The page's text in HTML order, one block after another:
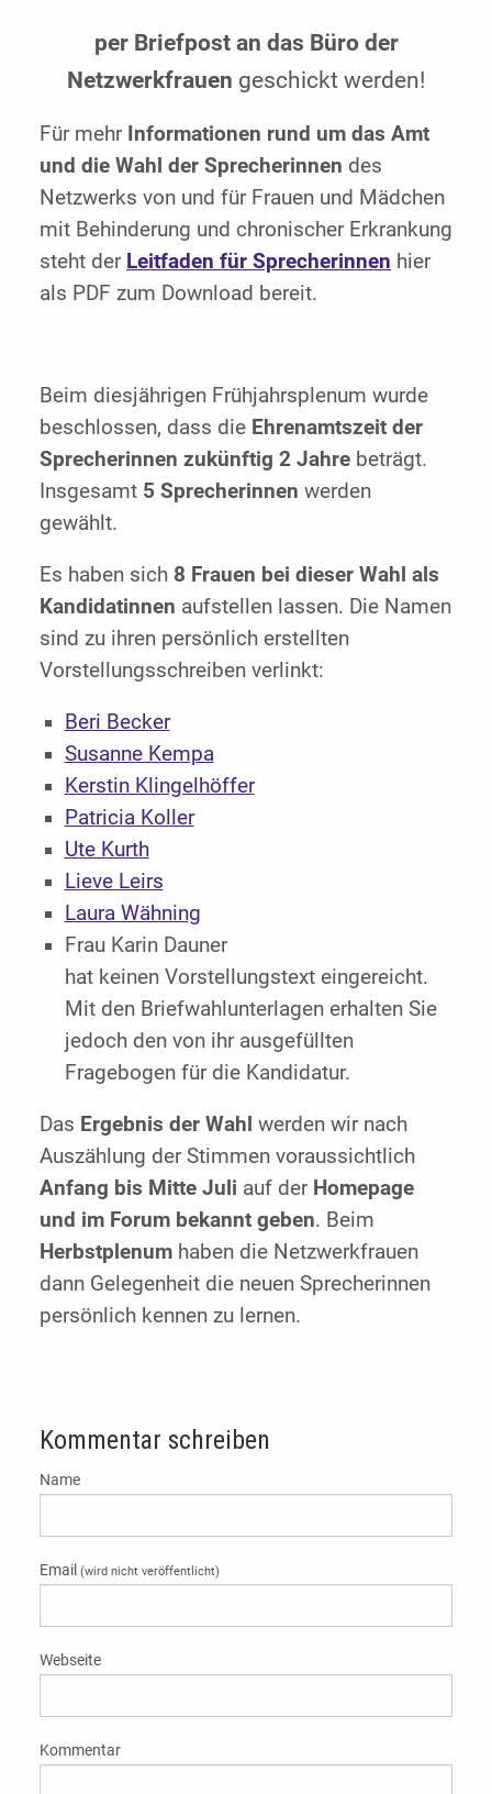
per Briefpost an das Büro der
Netzwerkfrauen geschickt werden!
Für mehr Informationen rund um das Amt
und die Wahl der Sprecherinnen des
Netzwerks von und für Frauen und Mädchen
mit Behinderung und chronischer Erkrankung
steht der Leitfaden für Sprecherinnen hier
als PDF zum Download bereit.
Beim diesjährigen Frühjahrsplenum wurde
beschlossen, dass die Ehrenamtszeit der
Sprecherinnen zukünftig 2 Jahre beträgt.
Insgesamt 5 Sprecherinnen werden
gewählt.
Es haben sich 8 Frauen bei dieser Wahl als
Kandidatinnen aufstellen lassen. Die Namen
sind zu ihren persönlich erstellten
Vorstellungsschreiben verlinkt:
Beri Becker
Susanne Kempa
Kerstin Klingelhöffer
Patricia Koller
Ute Kurth
Lieve Leirs
Laura Wähning
Frau Karin Dauner
hat keinen Vorstellungstext eingereicht.
Mit den Briefwahlunterlagen erhalten Sie
jedoch den von ihr ausgefüllten
Fragebogen für die Kandidatur.
Das Ergebnis der Wahl werden wir nach
Auszählung der Stimmen voraussichtlich
Anfang bis Mitte Juli auf der Homepage
und im Forum bekannt geben. Beim
Herbstplenum haben die Netzwerkfrauen
dann Gelegenheit die neuen Sprecherinnen
persönlich kennen zu lernen.
Kommentar schreiben
Name
Email (wird nicht veröffentlicht)
Webseite
Kommentar